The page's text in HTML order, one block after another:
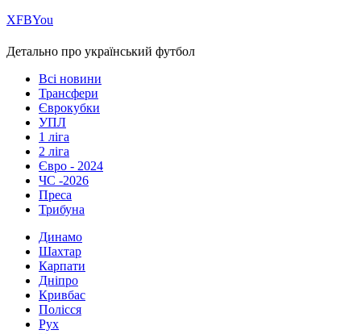
ХFBYou
Детально про український футбол
Всі новини
Трансфери
Єврокубки
УПЛ
1 ліга
2 ліга
Євро - 2024
ЧС -2026
Преса
Трибуна
Динамо
Шахтар
Карпати
Дніпро
Кривбас
Полісся
Рух